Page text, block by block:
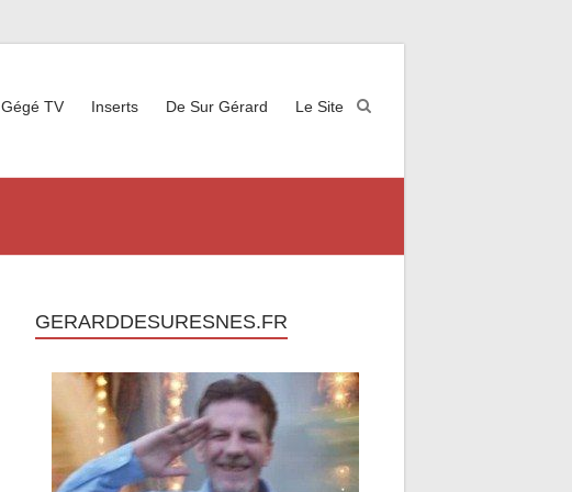
Gégé TV Inserts De Sur Gérard Le Site
GERARDDESURESNES.FR